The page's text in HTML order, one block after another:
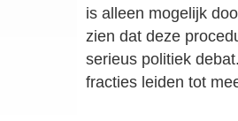
is alleen mogelijk
zien dat deze
serieus politiek
fracties leiden tot